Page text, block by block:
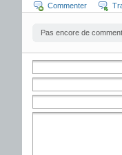
Commenter
Pas encore de